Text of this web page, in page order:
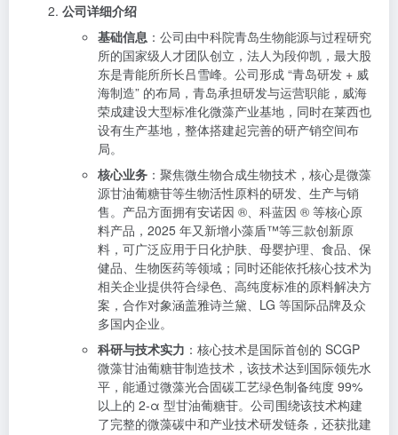
公司详细介绍
基础信息 ：公司由中科院青岛生物能源与过程研究
所的国家级人才团队创立，法人为段仰凯，最大股
东是青能所所长吕雪峰。公司形成 “青岛研发 + 威
海制造” 的布局，青岛承担研发与运营职能，威海
荣成建设大型标准化微藻产业基地，同时在莱西也
设有生产基地，整体搭建起完善的研产销空间布
局。
核心业务 ：聚焦微生物合成生物技术，核心是微藻
源甘油葡糖苷等生物活性原料的研发、生产与销
售。产品方面拥有安诺因 ®、科蓝因 ® 等核心原
料产品，2025 年又新增小藻盾™等三款创新原
料，可广泛应用于日化护肤、母婴护理、食品、保
健品、生物医药等领域；同时还能依托核心技术为
相关企业提供符合绿色、高纯度标准的原料解决方
案，合作对象涵盖雅诗兰黛、LG 等国际品牌及众
多国内企业。
科研与技术实力 ：核心技术是国际首创的 SCGP
微藻甘油葡糖苷制造技术，该技术达到国际领先水
平，能通过微藻光合固碳工艺绿色制备纯度 99%
以上的 2-α 型甘油葡糖苷。公司围绕该技术构建
了完整的微藻碳中和产业技术研发链条，还获批建